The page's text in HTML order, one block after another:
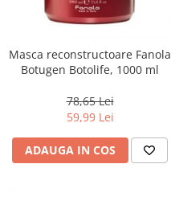
Masca reconstructoare Fanola
Botugen Botolife, 1000 ml
78,65 Lei
59,99 Lei
ADAUGA IN COS